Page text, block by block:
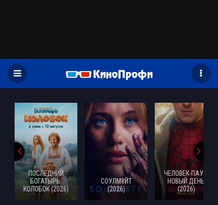
ПОСЛЕДНИЙ
БОГАТЫРЬ.
КОЛОБОК (2026)
СОУЛМ8ЙТ
(2026)
ЧЕЛОВЕК-ПАУК:
НОВЫЙ ДЕНЬ
(2026)